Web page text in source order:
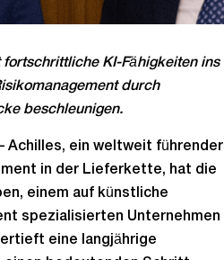
KI-Fähigkeiten ins
durch
beschleunigen.
Achilles, ein weltweit führender
in der Lieferkette, hat die
einem auf künstliche
spezialisierten Unternehmen
eine langjährige